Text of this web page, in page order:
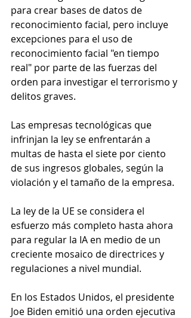
para crear bases de datos de
reconocimiento facial, pero incluye
excepciones para el uso de
reconocimiento facial "en tiempo
real" por parte de las fuerzas del
orden para investigar el terrorismo y
delitos graves.
Las empresas tecnológicas que
infrinjan la ley se enfrentarán a
multas de hasta el siete por ciento
de sus ingresos globales, según la
violación y el tamaño de la empresa.
La ley de la UE se considera el
esfuerzo más completo hasta ahora
para regular la IA en medio de un
creciente mosaico de directrices y
regulaciones a nivel mundial.
En los Estados Unidos, el presidente
Joe Biden emitió una orden ejecutiva